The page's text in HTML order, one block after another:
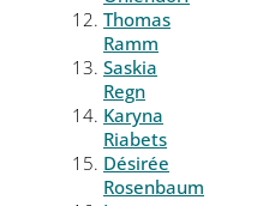
Thomas
Ramm
Saskia
Regn
Karyna
Riabets
Désirée
Rosenbaum